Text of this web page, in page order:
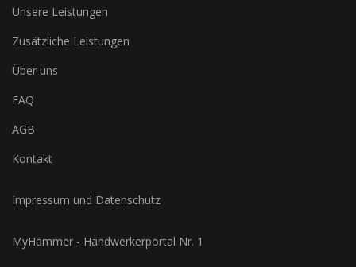
Unsere Leistungen
Zusätzliche Leistungen
Über uns
FAQ
AGB
Kontakt
Impressum und Datenschutz
MyHammer - Handwerkerportal Nr. 1